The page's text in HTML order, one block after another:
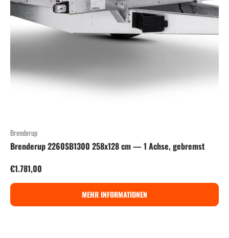
Brenderup
Brenderup 2260SB1300 258x128 cm — 1 Achse, gebremst
Normaler Preis
€1.781,00
MEHR INFORMATIONEN